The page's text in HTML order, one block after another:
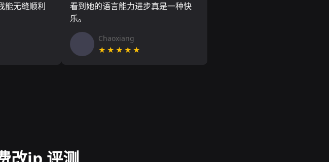
能无缝顺利
看到她的语言能力进步真是一种快
乐。
Chaoxiang
★★★★★